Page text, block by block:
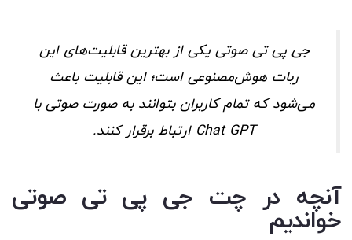
جی پی تی صوتی یکی از بهترین قابلیت‌های این
ربات هوش‌مصنوعی است؛ این قابلیت باعث
می‌شود که تمام کاربران بتوانند به صورت صوتی با
Chat GPT ارتباط برقرار کنند.
آنچه در چت جی پی تی صوتی
خواندیم